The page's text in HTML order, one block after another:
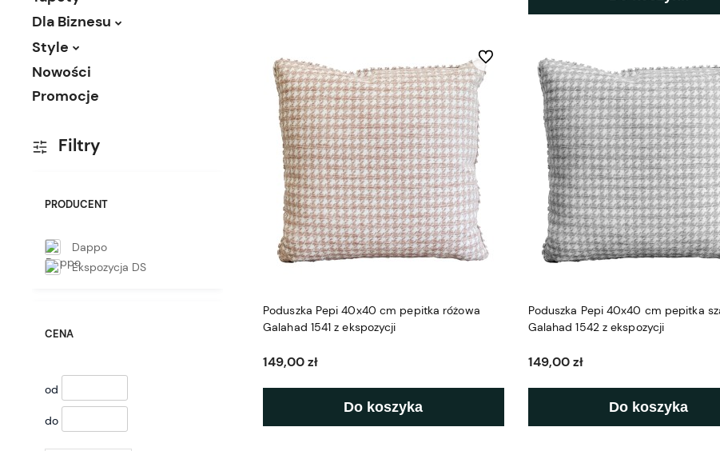
Dla Biznesu
Style
Nowości
Promocje
Filtry
PRODUCENT
Dappo
Ekspozycja DS
CENA
od
do
Poduszka Pepi 40x40 cm pepitka różowa
Galahad 1541 z ekspozycji
149,00 zł
Do koszyka
Do ulubionych
Poduszka Pepi 40x40 cm pepitka
Galahad 1542 z ekspozycji
149,00 zł
Do koszyka